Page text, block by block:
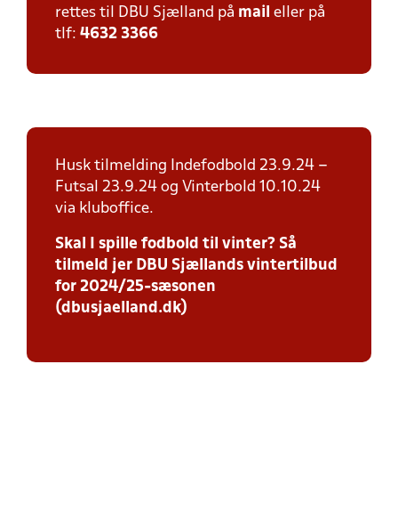
rettes til DBU Sjælland på mail eller på
tlf: 4632 3366
Husk tilmelding Indefodbold 23.9.24 –
Futsal 23.9.24 og Vinterbold 10.10.24
via kluboffice.
Skal I spille fodbold til vinter? Så
tilmeld jer DBU Sjællands vintertilbud
for 2024/25-sæsonen
(dbusjaelland.dk)